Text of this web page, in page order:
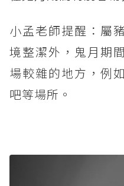
小孟老師提醒：屬
境整潔外，鬼月期
場較雜的地方，例
吧等場所。